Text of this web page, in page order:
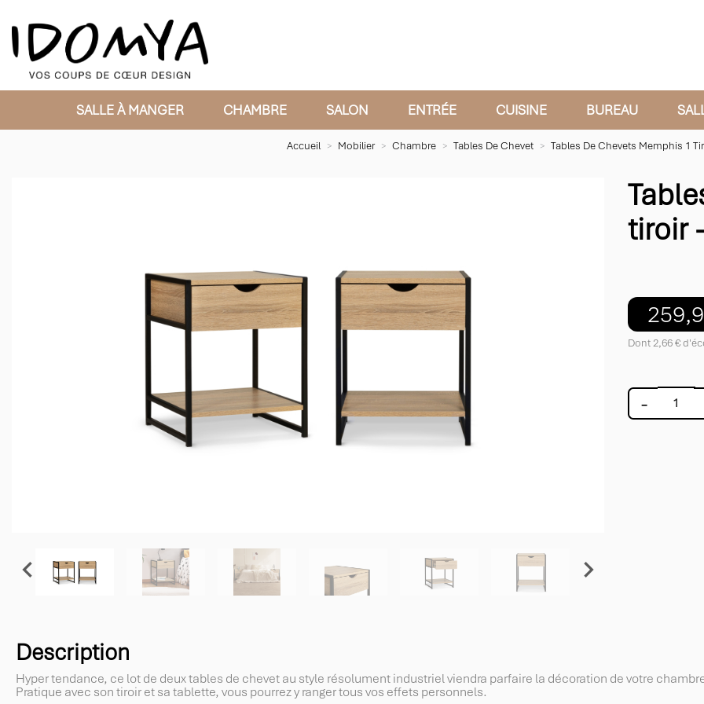
SALLE À MANGER CHAMBRE SALON ENTRÉE CUISINE BUREAU
Accueil Mobilier Chambre Tables De Chevet Tables De Chevets Memphis 1
 
tiroir
Dont 2,66 €
-
Description
Hyper tendance, ce lot de deux tables de chevet au style résolument industriel viendra parfaire la décoration de votre
Pratique avec son tiroir et sa tablette, vous pourrez y ranger tous vos effets personnels.